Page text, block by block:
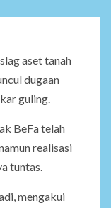
aset tanah
dugaan
guling.
BeFa telah
realisasi
tuntas.
mengakui